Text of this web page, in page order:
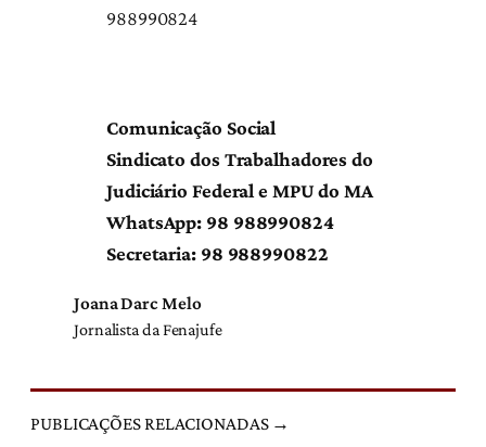
988990824
Comunicação Social
Sindicato dos Trabalhadores do
Judiciário Federal e MPU do MA
WhatsApp: 98 988990824
Secretaria: 98 988990822
Joana Darc Melo
Jornalista da Fenajufe
PUBLICAÇÕES RELACIONADAS →